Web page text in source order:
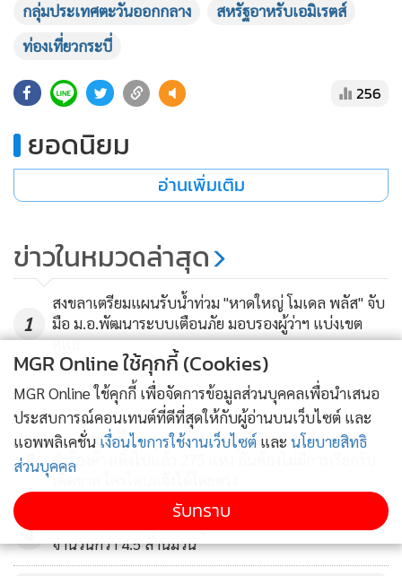
ด้าน นางกุสุมา กิ่งเล็ก ประธานชมรมกระบี่ฮาลาลแอนด์มุสลิมเฟ
แอนด์สปา เปิดเผยว่า นักท่องเที่ยวจากตะวันออกกลางที่เดินทาง
เป็นมุสลิม เฟรนลี่ เป็นหลัก ซึ่งจังหวัดกระบี่ มีความพร้อมอยู่แล้ว
ด้วยประชากรที่เป็นมุสลิมประมาณ 40 เปอร์เซ็นต์ และทราบว่า
กลุ่มประเทศตะวันออกกลางจะมีความชื่นชอบจังหวัดกระบี่เป็น
อิสลาม มีพี่น้องมีชุมชนที่เป็นมุสลิมกระจายอยู่ทั่วจังหวัด
สำหรับนักท่องเที่ยวกลุ่มนี้ชื่นชอบในการท่องเที่ยวตามชุมชน
มากกว่าทะเล สำหรับโรงแรมอ่าวนางปริ้นซ์วิลล์ วิลล่ารีสอร์ท
แอนด์สปา เป็นโรงแรมที่มีครัวฮาลาล จึงสามารถตอบโจทย์นัก
ท่องเที่ยวจากตะวันออกกลางได้และว่าโรงแรมฮาลาล ในพื้นที่
จังหวัดกระบี่ มีประมาณ 10 แห่ง รวมประมาณ 300 ห้อง
กระจายอยู่ในพื้นที่ อ่าวนาง ไร่เล เกาะพีพี คลองม่วง นอกจากนี้
ยังมีโรงแรมอีกหลายแห่งที่ไม่ได้ขึ้นทะเบียน เนื่องจากเขามองว่า
ด้วยตัวของเขาเองเป็นมุสลิมอยู่แล้ว จึงไม่ได้ขึ้นทะเบียน
ประธานชมรมกระบี่ฮาลาล แอนด์ มุสลิมเฟรนด์ลี่ กล่าวด้วยว่า
สนามบินกระบี่ เป็นเสมือนประตูของจังหวัด แต่ยังขาดครัวฮา
กลุ่มประเทศตะวันออกกลาง
สหรัฐอาหรับเอมิเรตส์
ท่องเที่ยวกระบี่
256
ยอดนิยม
อ่านเพิ่มเติม
ข่าวในหมวดล่าสุด
1
สงขลาเตรียมแผนรับน้ำท่วม "หาดใหญ่ โมเดล พลัส" จับ
มือ ม.อ.พัฒนาระบบเตือนภัย มอบรองผู้ว่าฯ แบ่งเขต
ดูแล
2
3
มท.4 ลุยแก้ใบอนุญาตโรงแรมภูเก็ต แค่ 2 เดือนสาง
คำร้องค้างเติ้งไปแล้ว 275 แห่ง ลั่นต้องไม่มีการเรียกรับ
4
ตำรวจนราธิวาสบุกยึดยาสูบเถื่อนคาบ้านร้างที่ตากใบ
จำนวนกว่า 4.5 ล้านมวน
MGR Online ใช้คุกกี้ (Cookies)
MGR Online ใช้คุกกี้ เพื่อจัดการข้อมูลส่วนบุคคลเพื่อนำเสนอ
ประสบการณ์คอนเทนต์ที่ดีที่สุดให้กับผู้อ่านบนเว็บไซต์ และ
แอพพลิเคชั่น เงื่อนไขการใช้งานเว็บไซต์ และ นโยบายสิทธิ
ส่วนบุคคล
รับทราบ